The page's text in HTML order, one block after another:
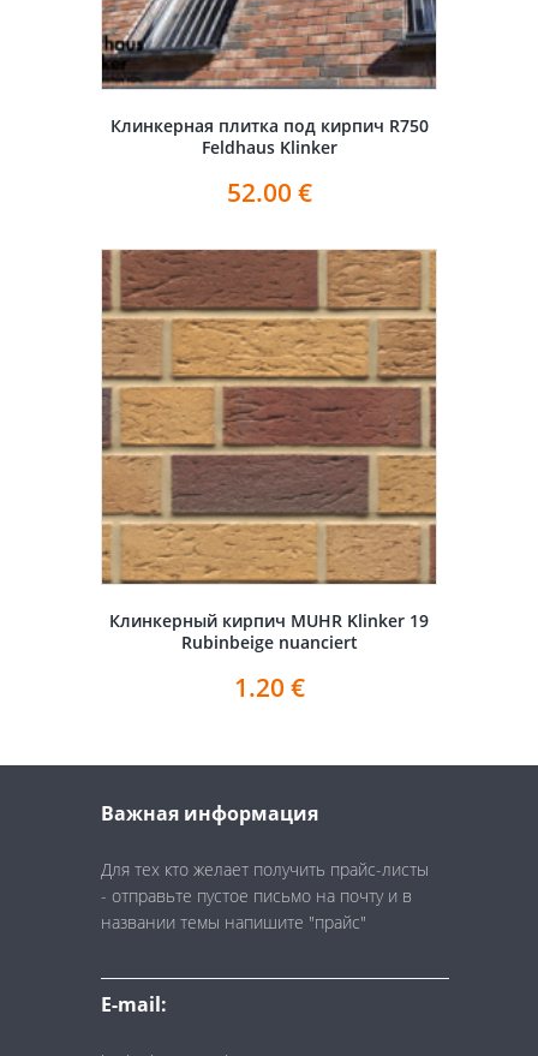
Клинкерная плитка под кирпич R750
Feldhaus Klinker
52.00 €
Клинкерный кирпич MUHR Klinker 19
Rubinbeige nuanciert
1.20 €
Важная информация
Для тех кто желает получить прайс-листы
- отправьте пустое письмо на почту и в
названии темы напишите "прайс"
E-mail: